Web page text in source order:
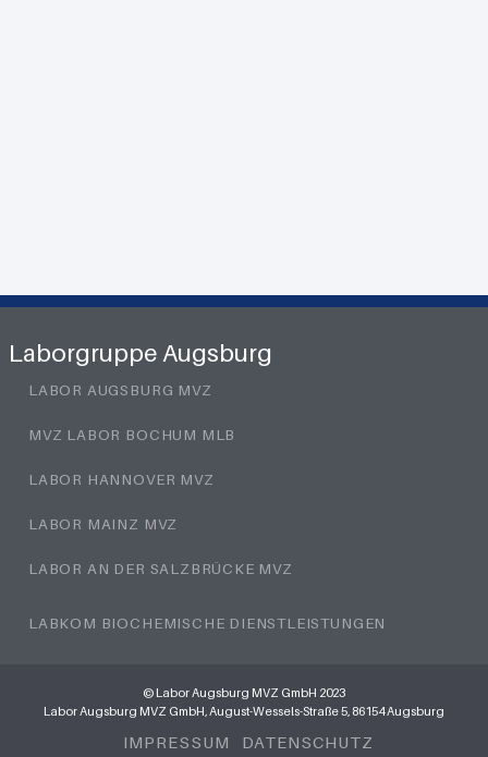
© Labor Augsburg MVZ GmbH 2023
Labor Augsburg MVZ GmbH, August-Wessels-Straße 5, 86154 Augsburg
IMPRESSUM DATENSCHUTZ
Laborgruppe Augsburg
LABOR AUGSBURG MVZ
MVZ LABOR BOCHUM MLB
LABOR HANNOVER MVZ
LABOR MAINZ MVZ
LABOR AN DER SALZBRÜCKE MVZ
LABKOM BIOCHEMISCHE DIENSTLEISTUNGEN